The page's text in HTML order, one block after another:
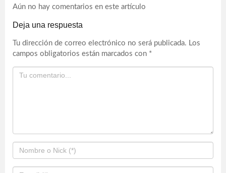
Aún no hay comentarios en este artículo
Deja una respuesta
Tu dirección de correo electrónico no será publicada. Los
campos obligatorios están marcados con *